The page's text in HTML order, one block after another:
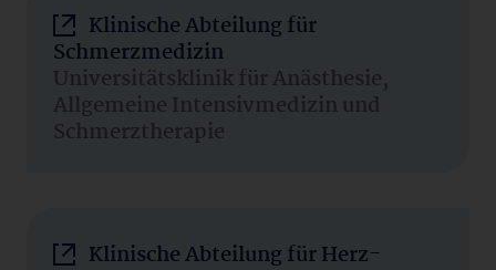
Klinische Abteilung für
Schmerzmedizin
Universitätsklinik für Anästhesie,
Allgemeine Intensivmedizin und
Schmerztherapie
Klinische Abteilung für Herz-